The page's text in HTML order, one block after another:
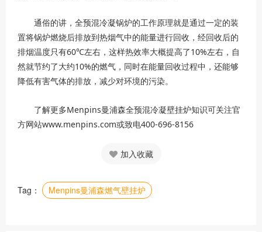
通俗的讲，全预混冷凝锅炉的工作原理就是通过一定的装
置将锅炉燃烧后排放到热烟气中的能量进行回收，经回收后的
排烟温度只有60℃左右，这样热效率大概提高了10%左右，自
然就节约了大约10%的燃气，同时在能量回收过程中，还能够
降低有害气体的排放，减少对环境的污染。
了解更多Menpins曼浦森全预混冷凝壁挂炉知识可关注官
方网站www.menpins.com或致电400-696-8156
加入收藏
Tag： Menpins曼浦森燃气壁挂炉